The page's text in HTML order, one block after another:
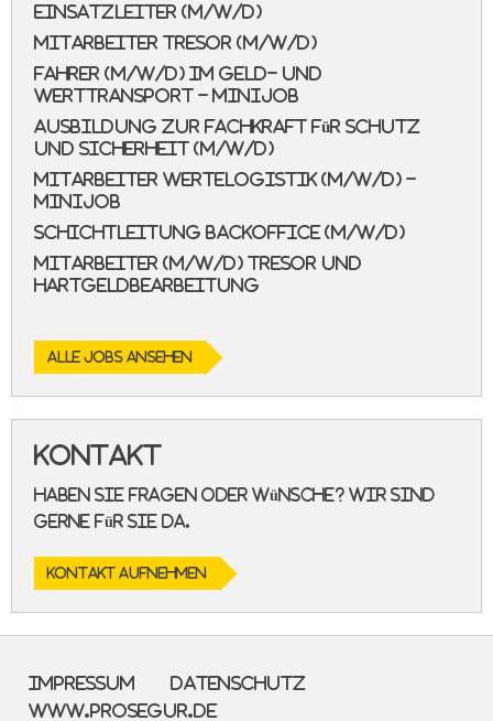
Einsatzleiter (m/w/d)
Mitarbeiter Tresor (m/w/d)
Fahrer (m/w/d) im Geld- und
Werttransport - Minijob
Ausbildung zur Fachkraft für Schutz
und Sicherheit (m/w/d)
Mitarbeiter Wertelogistik (m/w/d) -
Minijob
Schichtleitung Backoffice (m/w/d)
Mitarbeiter (m/w/d) Tresor und
Hartgeldbearbeitung
ALLE JOBS ANSEHEN
Kontakt
Haben Sie Fragen oder Wünsche? Wir sind
gerne für Sie da.
KONTAKT AUFNEHMEN
Impressum
Datenschutz
www.prosegur.de